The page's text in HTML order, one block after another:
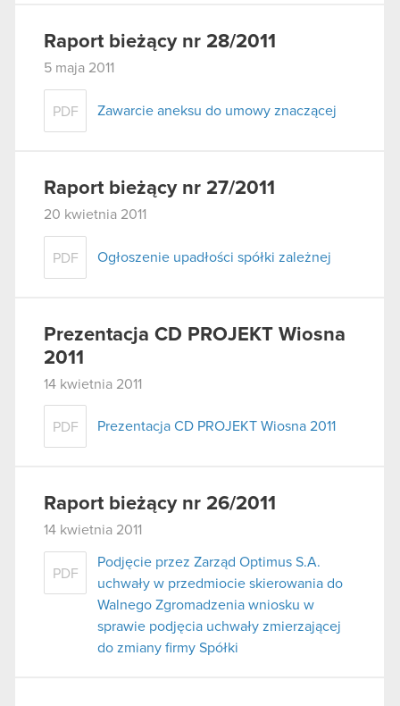
Raport bieżący nr 28/2011
5 maja 2011
PDF Zawarcie aneksu do umowy znaczącej
Raport bieżący nr 27/2011
20 kwietnia 2011
PDF Ogłoszenie upadłości spółki zależnej
Prezentacja CD PROJEKT Wiosna
2011
14 kwietnia 2011
PDF Prezentacja CD PROJEKT Wiosna 2011
Raport bieżący nr 26/2011
14 kwietnia 2011
PDF
Podjęcie przez Zarząd Optimus S.A.
uchwały w przedmiocie skierowania do
Walnego Zgromadzenia wniosku w
sprawie podjęcia uchwały zmierzającej
do zmiany firmy Spółki